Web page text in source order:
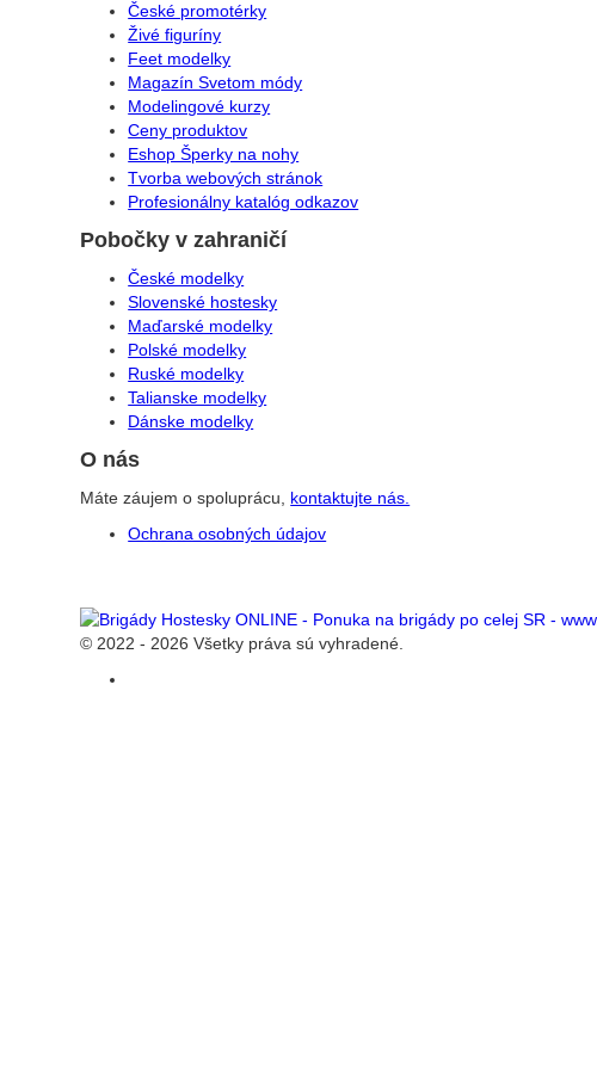
České promotérky
Živé figuríny
Feet modelky
Magazín Svetom módy
Modelingové kurzy
Ceny produktov
Eshop Šperky na nohy
Tvorba webových stránok
Profesionálny katalóg odkazov
Pobočky v zahraničí
České modelky
Slovenské hostesky
Maďarské modelky
Polské modelky
Ruské modelky
Talianske modelky
Dánske modelky
O nás
Máte záujem o spoluprácu, kontaktujte nás.
Ochrana osobných údajov
© 2022 - 2026 Všetky práva sú vyhradené.